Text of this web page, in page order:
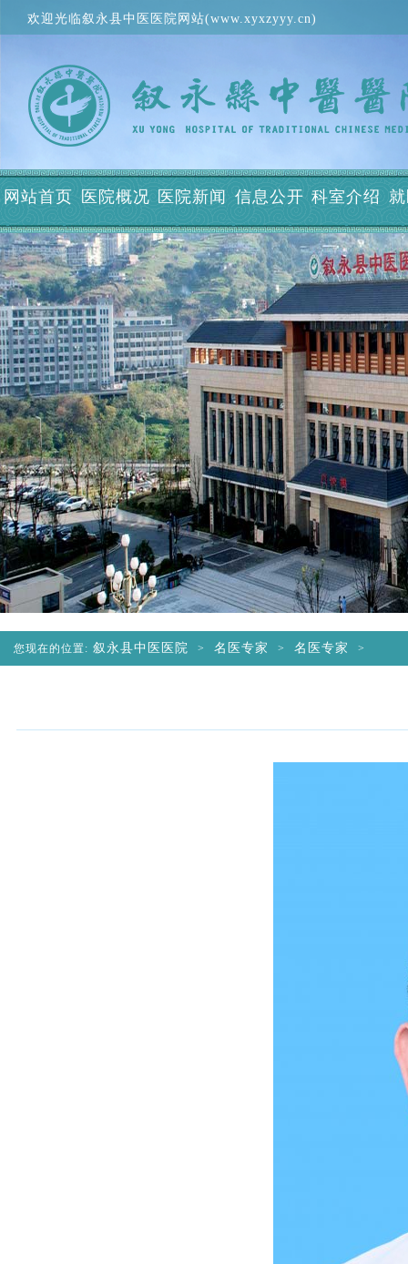
欢迎光临叙永县中医医院网站(www.xyxzyyy.cn)
网站首页 医院概况 医院新闻 信息公开 科室介绍
您现在的位置: 叙永县中医医院 > 名医专家 > 名医专家 >